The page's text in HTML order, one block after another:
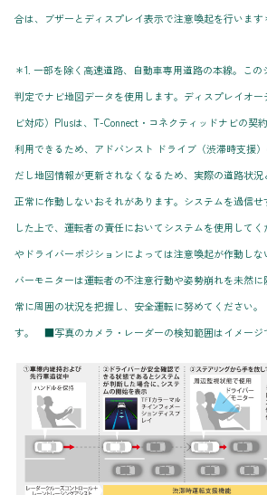
合は、ブザーとディスプレイ表示で注意喚起を行います
＊1. 一部を除く高速道路、自動車専用道路の本線。こ
判定でナビ地図データを使用します。ディスプレイオ
ビ対応）Plusは、T-Connect・コネクティッドナビの契
利用できるため、アドバンスト ドライブ（渋滞時支援
だし地図情報が更新されなくなるため、実際の道路状
正常に作動しないおそれがあります。システムを過信
した上で、運転者の責任においてシステムを使用して
やドライバーポジションによっては注意喚起が作動し
バーモニターは運転者の不注意行動や姿勢崩れを未然に
常に周囲の状況を把握し、安全運転に努めてください
す。 ■写真のカメラ・レーダーの検知範囲はイメージ